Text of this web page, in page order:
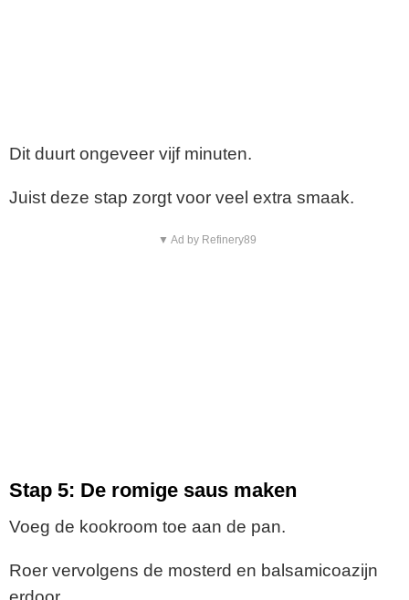
Dit duurt ongeveer vijf minuten.
Juist deze stap zorgt voor veel extra smaak.
▼ Ad by Refinery89
Stap 5: De romige saus maken
Voeg de kookroom toe aan de pan.
Roer vervolgens de mosterd en balsamicoazijn